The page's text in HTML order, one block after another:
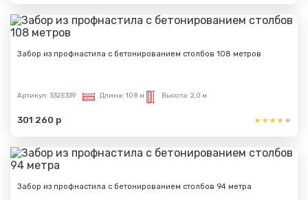
Забор из профнастила с бетонированием столбов 108 метров
Артикул: S32E339 Длина: 108 м Высота: 2,0 м
301 260 р
Забор из профнастила с бетонированием столбов 94 метра